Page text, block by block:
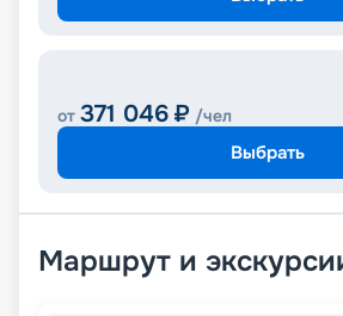
от 371 046 ₽ /чел
Выбрать
Маршрут и